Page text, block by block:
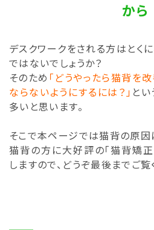
から
デスクワークをされる方はとく
ではないでしょうか？
そのため 「どうやったら猫背を
ならないようにするには？」 と
多いと思います。
そこで本ページでは猫背の原因
猫背の方に大好評の「猫背矯
しますので、どうぞ最後までご覧